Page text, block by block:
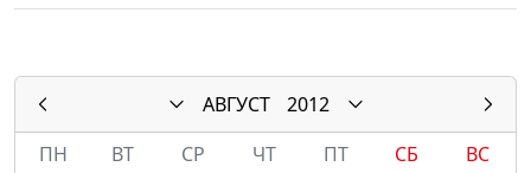
АВГУСТ
2012
ПН
ВТ СР ЧТ ПТ СБ
ВС